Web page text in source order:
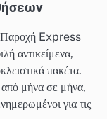
Παροχή Express
αντικείμενα,
πακέτα.
από μήνα σε μήνα,
για τις